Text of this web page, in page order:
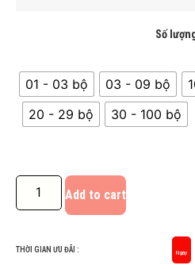
Số
01 - 03 bộ 03 - 09 bộ
20 - 29 bộ
30 - 100 bộ
Add to cart
THỜI GIAN ƯU ĐÃI : Ngày